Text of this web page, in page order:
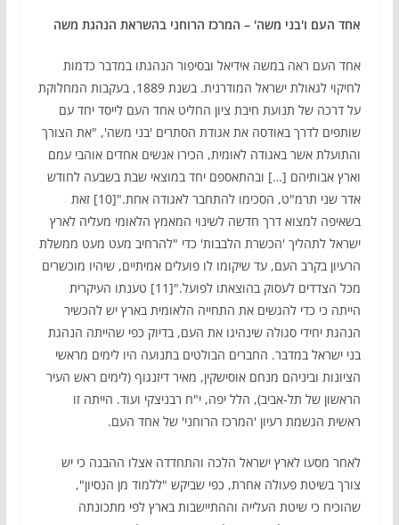
אחד העם ו'בני משה' – המרכז הרוחני בהשראת הנהגת משה
אחד העם ראה במשה אידיאל ובסיפור הנהגתו במדבר כדמות
לחיקוי לגאולת ישראל המודרנית. בשנת 1889, בעקבות המחלוקת
על דרכה של תנועת חיבת ציון החליט אחד העם לייסד יחד עם
שותפים לדרך באודסה את אגודת הסתרים 'בני משה', "את הצורך
והתועלת אשר באגודה לאומית, הכירו אנשים אחדים אוהבי עמם
וארץ אבותיהם […] ובהתאספם יחד במוצאי שבת בשבעה לחודש
אדר שני תרמ"ט, הסכימו להתחבר לאגודה אחת."[10] זאת
בשאיפה למצוא דרך חדשה לשינוי המאמץ הלאומי מעליה לארץ
ישראל לתהליך 'הכשרת הלבבות' כדי "להרחיב מעט מעט ממשלת
הרעיון בקרב העם, עד שיקומו לו פועלים אמיתיים, שיהיו מוכשרים
מכל הצדדים לעסוק בהוצאתו לפועל."[11] טענתו העיקרית
הייתה כי כדי להגשים את התחייה הלאומית בארץ יש להכשיר
הנהגת יחידי סגולה שינהיגו את העם, בדיוק כפי שהייתה הנהגת
בני ישראל במדבר. החברים הבולטים בתנועה היו לימים מראשי
הציונות וביניהם מנחם אוסישקין, מאיר דיזנגוף (לימים ראש העיר
הראשון של תל-אביב), הלל יפה, י"ח רבניצקי ועוד. הייתה זו
ראשית הגשמת רעיון 'המרכז הרוחני' של אחד העם.
לאחר מסעו לארץ ישראל הלכה והתחדדה אצלו ההבנה כי יש
צורך בשיטת פעולה אחרת, כפי שביקש "ללמוד מן הנסיון",
שהוכיח כי שיטת העלייה וההתיישבות בארץ לפי מתכונתה